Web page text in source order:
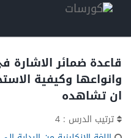
قاعدة ضمائر الاشارة
وانواعها وكيفية
ان تشاهده
ترتيب الدرس : 4